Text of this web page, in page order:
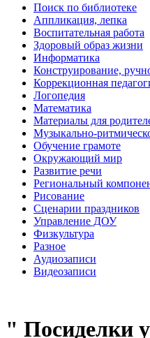
Поиск по библиотеке
Аппликация, лепка
Воспитательная работа
Здоровый образ жизни
Информатика
Конструирование,
Коррекционная
Логопедия
Математика
Материалы для
Музыкально-
Обучение грамоте
Окружающий мир
Развитие речи
Региональный
Рисование
Сценарии праздников
Управление ДОУ
Физкультура
Разное
Аудиозаписи
Видеозаписи
" Посиделки